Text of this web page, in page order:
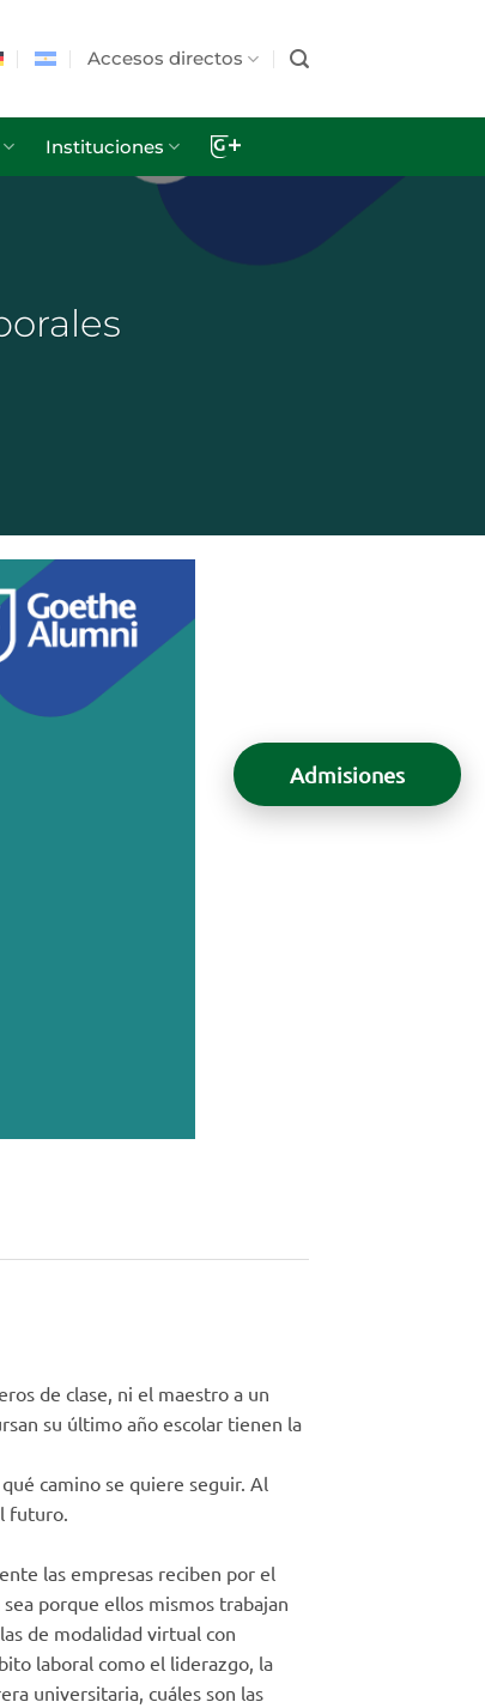
Accesos directos
Instituciones
de clase, ni el maestro a un
su último año escolar tienen la
camino se quiere seguir. Al
futuro.
las empresas reciben por el
porque ellos mismos trabajan
de modalidad virtual con
laboral como el liderazgo, la
universitaria, cuáles son las
Admisiones